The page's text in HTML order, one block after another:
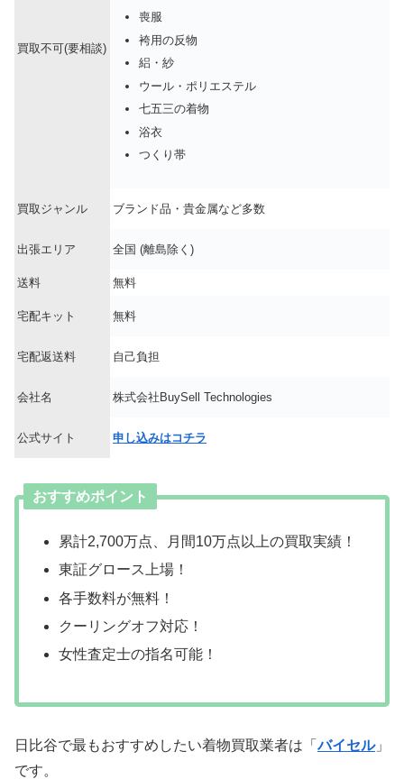
買取不可(要相談)
喪服
袴用の反物
絽・紗
ウール・ポリエステル
七五三の着物
浴衣
つくり帯
買取ジャンル ブランド品・貴金属など多数
出張エリア 全国 (離島除く)
送料 無料
宅配キット 無料
宅配返送料 自己負担
会社名 株式会社BuySell Technologies
公式サイト 申し込みはコチラ
おすすめポイント
累計2,700万点、月間10万点以上の買取実績！
東証グロース上場！
各手数料が無料！
クーリングオフ対応！
女性査定士の指名可能！
日比谷で最もおすすめしたい着物買取業者は「バイセル」
です。